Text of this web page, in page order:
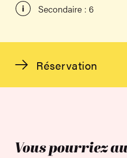
Réservation
Secondaire : 6
Vous pourriez